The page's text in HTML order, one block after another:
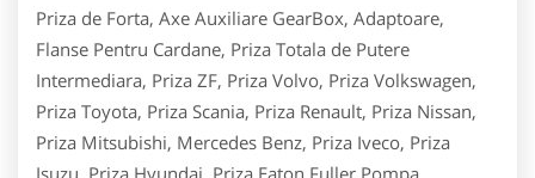
Priza de Forta, Axe Auxiliare GearBox, Adaptoare,
Flanse Pentru Cardane, Priza Totala de Putere
Intermediara, Priza ZF, Priza Volvo, Priza Volkswagen,
Priza Toyota, Priza Scania, Priza Renault, Priza Nissan,
Priza Mitsubishi, Mercedes Benz, Priza Iveco, Priza
Isuzu, Priza Hyundai, Priza Eaton Fuller,Pompa